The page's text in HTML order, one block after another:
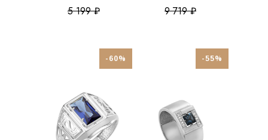
5 199 ₽ 9 719 ₽
-60% -55%